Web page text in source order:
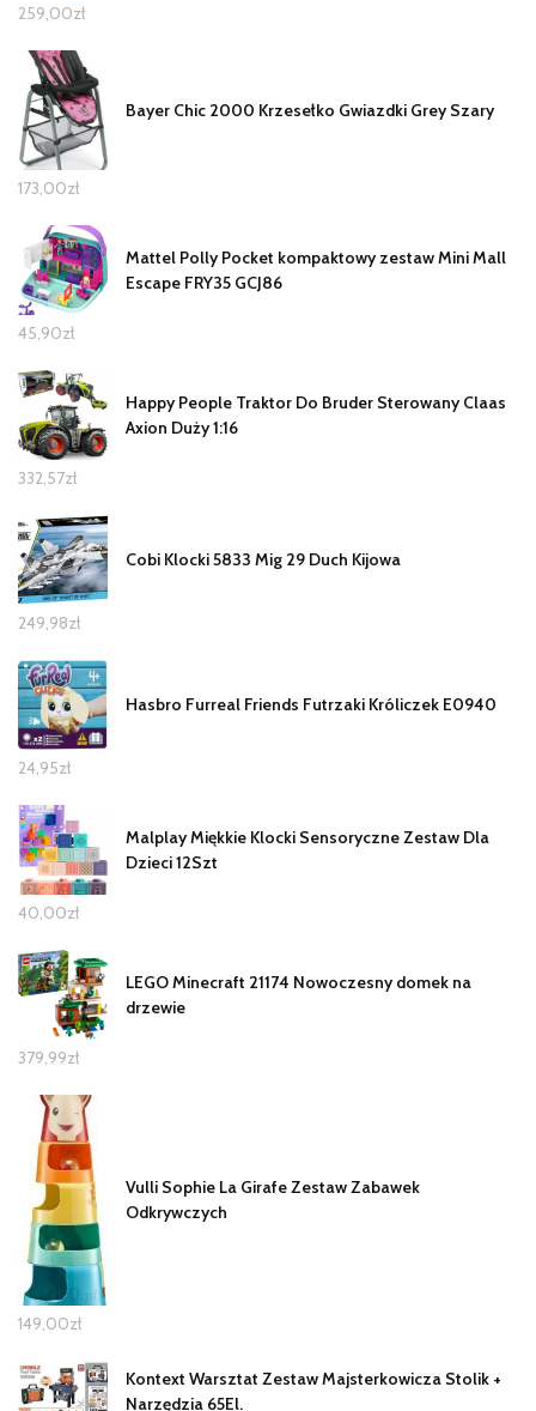
259,00zł
Bayer Chic 2000 Krzesełko Gwiazdki Grey Szary
173,00zł
Mattel Polly Pocket kompaktowy zestaw Mini Mall
Escape FRY35 GCJ86
45,90zł
Happy People Traktor Do Bruder Sterowany Claas
Axion Duży 1:16
332,57zł
Cobi Klocki 5833 Mig 29 Duch Kijowa
249,98zł
Hasbro Furreal Friends Futrzaki Króliczek E0940
24,95zł
Malplay Miękkie Klocki Sensoryczne Zestaw Dla
Dzieci 12Szt
40,00zł
LEGO Minecraft 21174 Nowoczesny domek na
drzewie
379,99zł
Vulli Sophie La Girafe Zestaw Zabawek
Odkrywczych
149,00zł
Kontext Warsztat Zestaw Majsterkowicza Stolik +
Narzędzia 65El.